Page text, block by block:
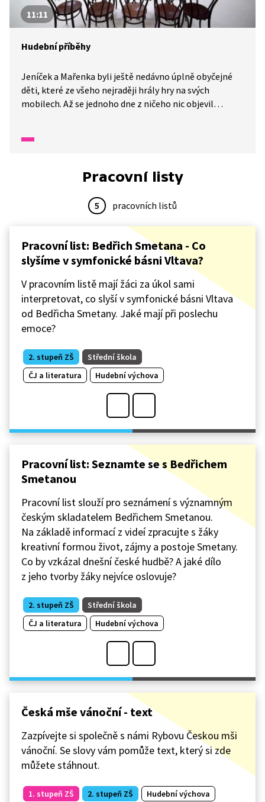
11:11
Hudební příběhy
Jeníček a Mařenka byli ještě nedávno úplně obyčejné
děti, které ze všeho nejraději hrály hry na svých
mobilech. Až se jednoho dne z ničeho nic objevil
příběhy... Vypráví je v operách, baletech i symfonických
či skladbu " Na odchodnou" od Josefa Haydna.
Pracovní listy
5 pracovních listů
Pracovní list: Bedřich Smetana - Co
slyšíme v symfonické básni Vltava?
V pracovním listě mají žáci za úkol sami
interpretovat, co slyší v symfonické básni Vltava
od Bedřicha Smetany. Jaké mají při poslechu
emoce?
2. stupeň ZŠ
Střední škola
ČJ a literatura
Hudební výchova
Pracovní list: Seznamte se s Bedřichem
Smetanou
Pracovní list slouží pro seznámení s významným
českým skladatelem Bedřichem Smetanou.
Na základě informací z videí zpracujte s žáky
kreativní formou život, zájmy a postoje Smetany.
Co by vzkázal dnešní české hudbě? A jaké dílo
z jeho tvorby žáky nejvíce oslovuje?
2. stupeň ZŠ
Střední škola
ČJ a literatura
Hudební výchova
Česká mše vánoční - text
Zazpívejte si společně s námi Rybovu Českou mši
vánoční. Se slovy vám pomůže text, který si zde
můžete stáhnout.
1. stupeň ZŠ 2. stupeň ZŠ Hudební výchova